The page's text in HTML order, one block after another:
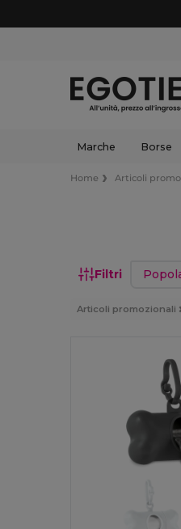
Marche Borse
Home Articoli
Filtri Ordina
Articoli promozionali